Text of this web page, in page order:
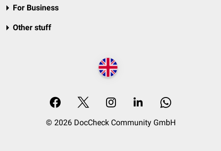
For Business
Other stuff
© 2026 DocCheck Community GmbH